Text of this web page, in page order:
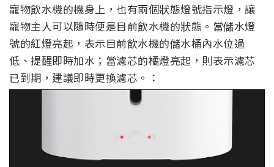
寵物飲水機的機身上，也有兩個狀態燈號指示燈，讓
寵物主人可以隨時便是目前飲水機的狀態。當儲水燈
號的紅燈亮起，表示目前飲水機的儲水桶內水位過
低、提醒即時加水；當濾芯的橘燈亮起，則表示濾芯
已到期，建議即時更換濾芯。：